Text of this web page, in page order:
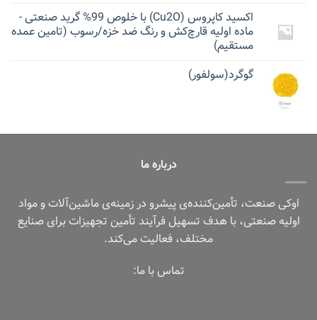
اکسید کاپروس (Cu2O) با خلوص 99% گرید صنعتی -
ماده اولیه قارچ‌کش و رنگ ضد خزه/رسوب (تامین عمده
مستقیم)
گوگرد(سولفور)
درباره ما
اوکی صنعت، تأمین‌کننده‌ی پیشرو در زمینه‌ی ماشین‌آلات و مواد
اولیه صنعتی، با هدف تسهیل فرآیند تأمین تجهیزات برای صنایع
مختلف، فعالیت می‌کند.
تماس با ما: